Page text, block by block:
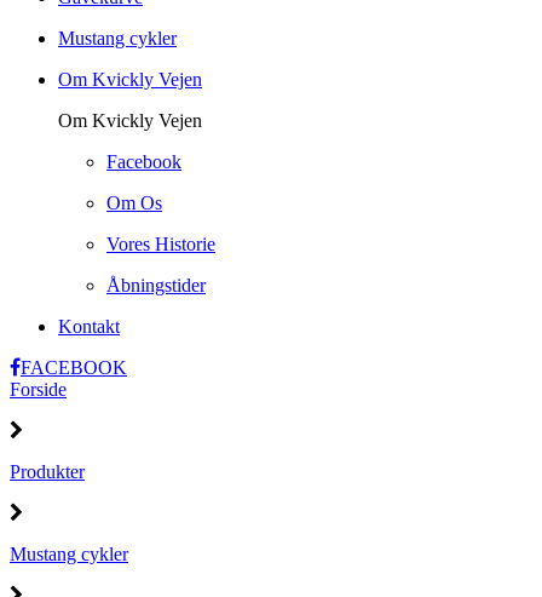
Mustang cykler
Om Kvickly Vejen
Om Kvickly Vejen
Facebook
Om Os
Vores Historie
Åbningstider
Kontakt
FACEBOOK
Forside
Produkter
Mustang cykler